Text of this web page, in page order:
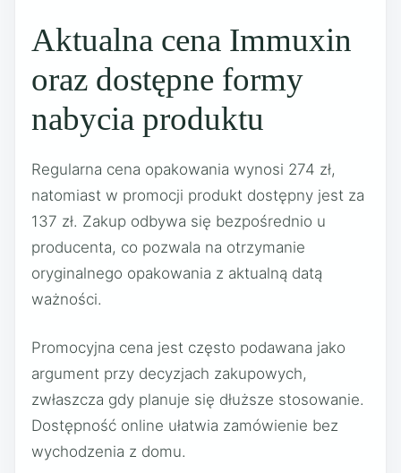
Aktualna cena Immuxin
oraz dostępne formy
nabycia produktu
Regularna cena opakowania wynosi 274 zł,
natomiast w promocji produkt dostępny jest za
137 zł. Zakup odbywa się bezpośrednio u
producenta, co pozwala na otrzymanie
oryginalnego opakowania z aktualną datą
ważności.
Promocyjna cena jest często podawana jako
argument przy decyzjach zakupowych,
zwłaszcza gdy planuje się dłuższe stosowanie.
Dostępność online ułatwia zamówienie bez
wychodzenia z domu.